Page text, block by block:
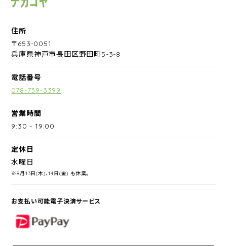
住所
〒653-0051
兵庫県神戸市長田区野田町5-3-8
電話番号
078-739-3399
営業時間
9:30 -19:00
定休日
水曜日
※8月13日(木)、14日(金) も休業。
お支払い可能電子決済サービス
PayPay